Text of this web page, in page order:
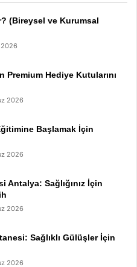
(Bireysel ve Kurumsal
Premium Hediye Kutularını
2026
Başlamak İçin
2026
Antalya: Sağlığınız İçin
2026
Sağlıklı Gülüşler İçin
2026